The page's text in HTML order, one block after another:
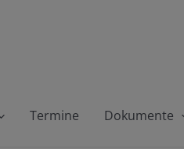
Termine Dokumente